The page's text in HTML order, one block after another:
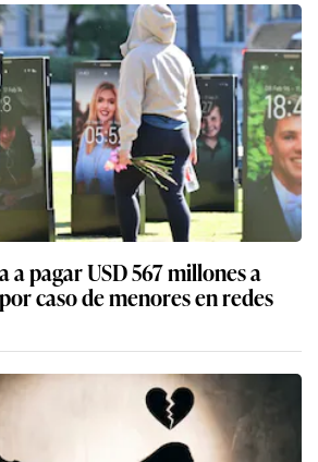
a pagar USD 567 millones a
caso de menores en redes